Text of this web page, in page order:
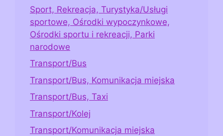
Sport, Rekreacja, Turystyka/Usługi
sportowe, Ośrodki wypoczynkowe,
Ośrodki sportu i rekreacji, Parki
narodowe
Transport/Bus
Transport/Bus, Komunikacja miejska
Transport/Bus, Taxi
Transport/Kolej
Transport/Komunikacja miejska